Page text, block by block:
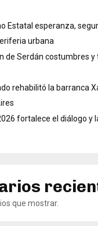
Estatal esperanza,
urbana
de Serdán costumbres y
rehabilitó la barranca
fortalece el diálogo y
que mostrar.